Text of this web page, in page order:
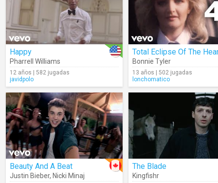
Happy
Pharrell Williams
12 años | 582 jugadas
javidpolo
Total Eclipse Of The
Bonnie Tyler
13 años | 502 jugadas
lonchomatico
Beauty And A Beat
Justin Bieber, Nicki Minaj
The Blade
Kingfishr